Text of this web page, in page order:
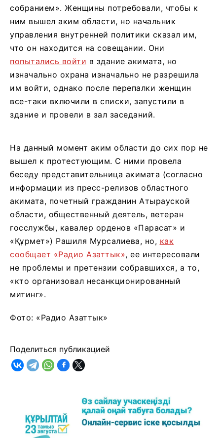
собранием». Женщины потребовали, чтобы к
ним вышел аким области, но начальник
управления внутренней политики сказал им,
что он находится на совещании. Они
попытались войти в здание акимата, но
изначально охрана изначально не разрешила
им войти, однако после перепалки женщин
все-таки включили в списки, запустили в
здание и провели в зал заседаний.
На данный момент аким области до сих пор не
вышел к протестующим. С ними провела
беседу представительница акимата (согласно
информации из пресс-релизов областного
акимата, почетный гражданин Атырауской
области, общественный деятель, ветеран
госслужбы, кавалер орденов «Парасат» и
«Құрмет») Рашиля Мурсалиева, но, как
сообщает «Радио Азаттык», ее интересовали
не проблемы и претензии собравшихся, а то,
«кто организовал несанкционированный
митинг».
Фото: «Радио Азаттык»
Поделиться публикацией